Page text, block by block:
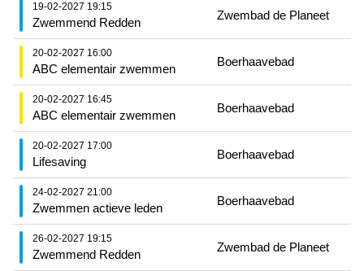
19-02-2027 19:15
Zwemmend Redden
Zwembad de Planeet
20-02-2027 16:00
ABC elementair zwemmen
Boerhaavebad
20-02-2027 16:45
ABC elementair zwemmen
Boerhaavebad
20-02-2027 17:00
Lifesaving
Boerhaavebad
24-02-2027 21:00
Zwemmen actieve leden
Boerhaavebad
26-02-2027 19:15
Zwemmend Redden
Zwembad de Planeet